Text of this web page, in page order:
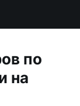
по
на